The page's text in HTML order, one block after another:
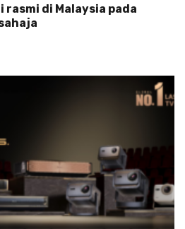
rasmi di Malaysia pada